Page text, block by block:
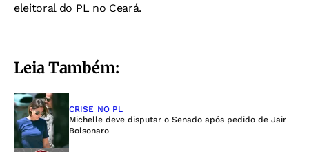
eleitoral do PL no Ceará.
Leia Também:
CRISE NO PL
Michelle deve disputar o Senado após pedido de Jair
Bolsonaro